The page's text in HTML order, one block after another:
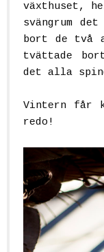
växthuset,
svängrum
bort de två
tvättade
det alla
Vintern får
redo!